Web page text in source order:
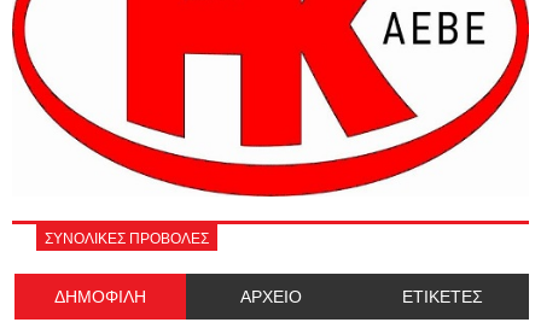
ΣΥΝΟΛΙΚΕΣ ΠΡΟΒΟΛΕΣ
ΔΗΜΟΦΙΛΗ ΑΡΧΕΙΟ ΕΤΙΚΕΤΕΣ